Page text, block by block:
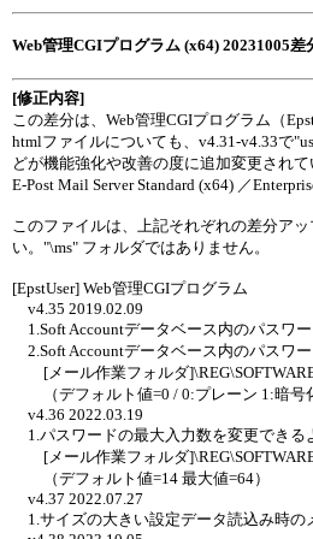
Web管理CGIプログラム (x64) 20231005差
[修正内容]
この差分は、Web管理CGIプログラム（
htmlファイルについても、v4.31-v4.33で
どが機能強化や改善の度に追加変更されて
E-Post Mail Server Standard (x64) ／
このファイルは、上記それぞれの差分ア
い。"\ms" フォルダではありません。
[EpstUser] Web管理CGIプログラム
v4.35 2019.02.09
1.Soft Accountデータベース内のパスワ
2.Soft Accountデータベース内のパスワ
[メール作業フォルダ
（デフォルト値=0 / 0:プレーン 1:暗号
v4.36 2022.03.19
1.パスワードの最大入力数を変更できる
[メール作業フォルダ
（デフォルト値=14 最大値=64）
v4.37 2022.07.27
1.サイズの大きい設定データ読込み時の